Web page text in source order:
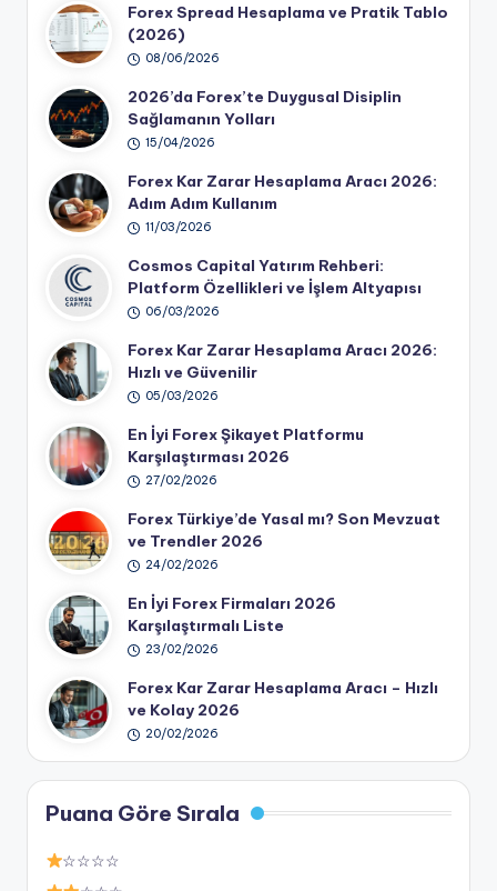
Forex Spread Hesaplama ve Pratik Tablo
(2026)
08/06/2026
2026’da Forex’te Duygusal Disiplin
Sağlamanın Yolları
15/04/2026
Forex Kar Zarar Hesaplama Aracı 2026:
Adım Adım Kullanım
11/03/2026
Cosmos Capital Yatırım Rehberi:
Platform Özellikleri ve İşlem Altyapısı
06/03/2026
Forex Kar Zarar Hesaplama Aracı 2026:
Hızlı ve Güvenilir
05/03/2026
En İyi Forex Şikayet Platformu
Karşılaştırması 2026
27/02/2026
Forex Türkiye’de Yasal mı? Son Mevzuat
ve Trendler 2026
24/02/2026
En İyi Forex Firmaları 2026
Karşılaştırmalı Liste
23/02/2026
Forex Kar Zarar Hesaplama Aracı – Hızlı
ve Kolay 2026
20/02/2026
Puana Göre Sırala
☆☆☆☆